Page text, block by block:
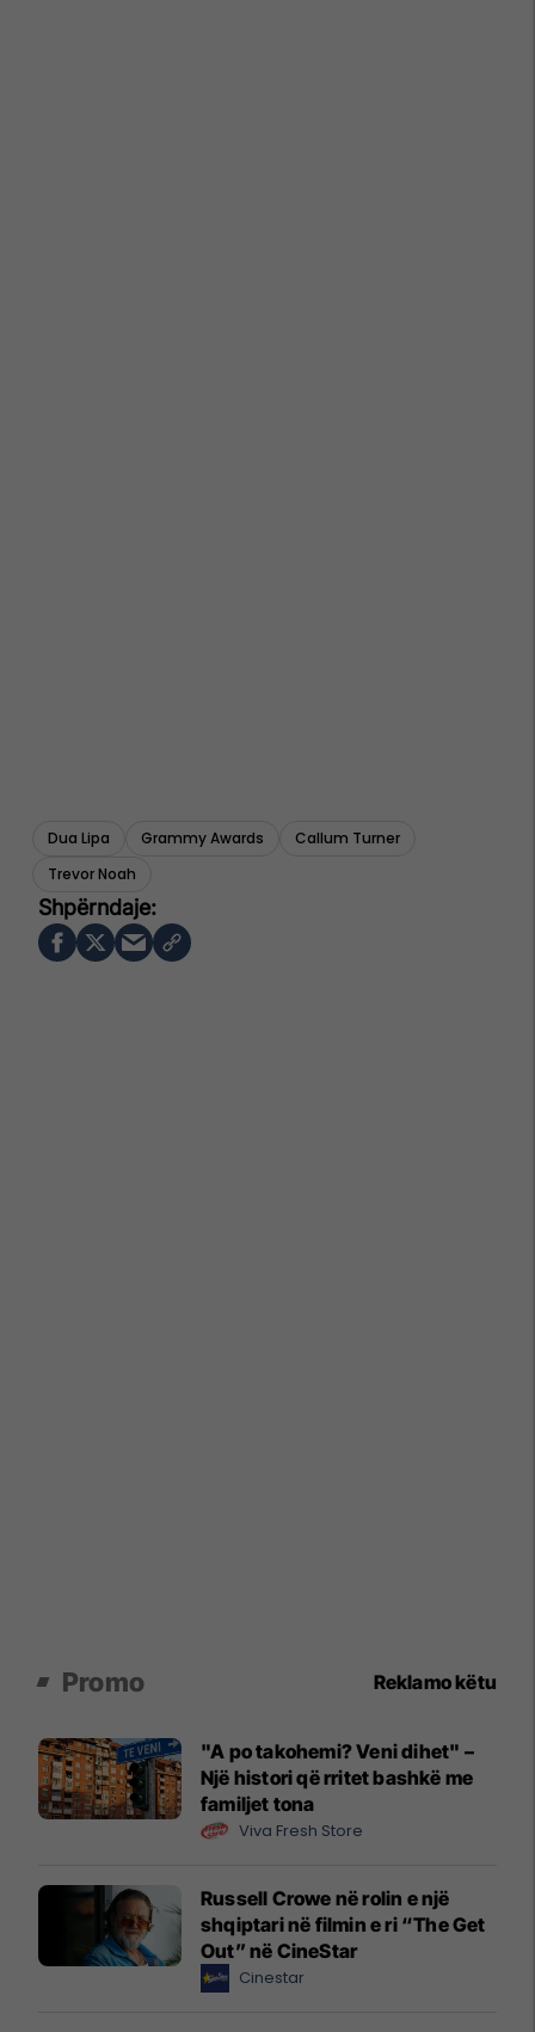
Dua Lipa Grammy Awards
Callum Turner
Trevor Noah
Promo Reklamo këtu
"A po takohemi? Veni dihet" –
Një histori që rritet bashkë me
familjet tona
Viva Fresh Store
Russell Crowe në rolin e një
shqiptari në filmin e ri “The Get
Out” në CineStar
Cinestar